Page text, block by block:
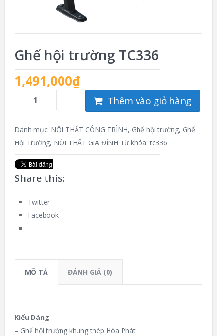
Ghế hội trường TC336
1,491,000₫
Thêm vào giỏ hàng
Danh mục: NỘI THẤT CÔNG TRÌNH, Ghế hội trường, Ghế
Hội Trường, NỘI THẤT GIA ĐÌNH Từ khóa:tc336
Share this:
Twitter
Facebook
MÔ TẢ ĐÁNH GIÁ (0)
Kiểu Dáng
– Ghế hội trường khung thép Hòa Phát